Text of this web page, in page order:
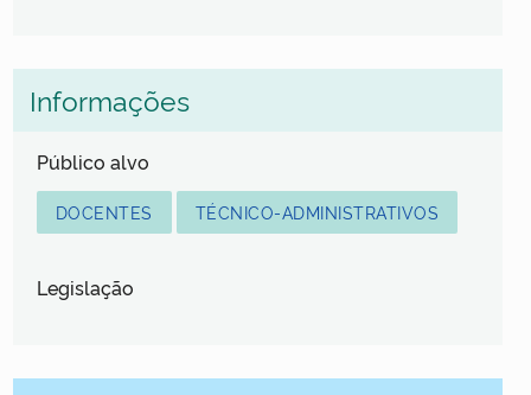
Informações
Público alvo
DOCENTES TÉCNICO-ADMINISTRATIVOS
Legislação